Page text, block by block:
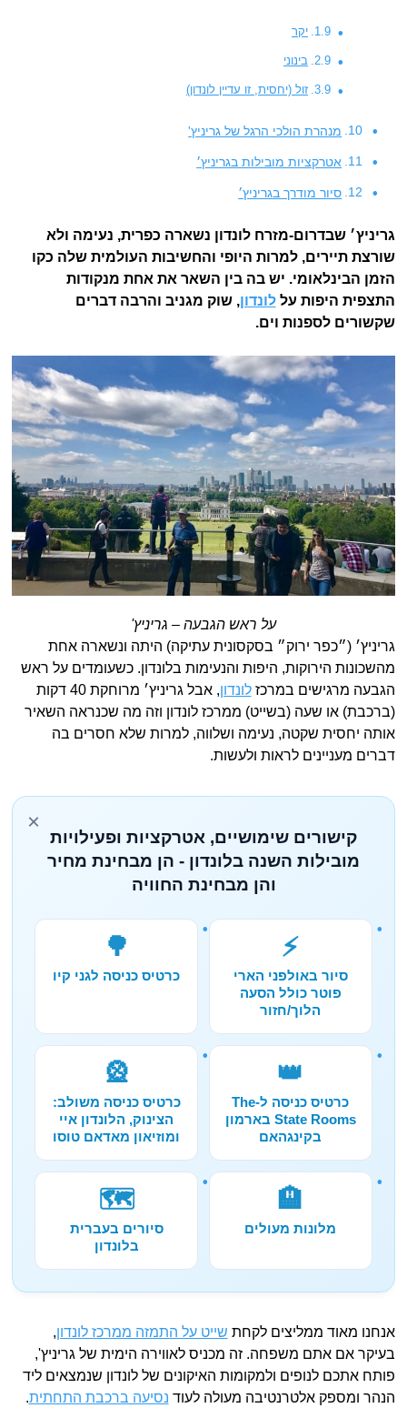
יקר
בינוני
זול (יחסית, זו עדיין לונדון)
מנהרת הולכי הרגל של גריניץ'
אטרקציות מובילות בגריניץ׳
סיור מודרך בגריניץ׳
גריניץ׳ שבדרום-מזרח לונדון נשארה כפרית, נעימה ולא
שורצת תיירים, למרות היופי והחשיבות העולמית שלה כקו
הזמן הבינלאומי. יש בה בין השאר את אחת מנקודות
התצפית היפות עללונדון, שוק מגניב והרבה דברים
שקשורים לספנות וים.
על ראש הגבעה – גריניץ'
גריניץ׳ (״כפר ירוק״ בסקסונית עתיקה) היתה ונשארה אחת
מהשכונות הירוקות, היפות והנעימות בלונדון. כשעומדים על ראש
הגבעה מרגישים במרכזלונדון
, אבל גריניץ׳ מרוחקת 40 דקות
(ברכבת) או שעה (בשייט) ממרכז לונדון וזה מה שכנראה השאיר
אותה יחסית שקטה, נעימה ושלווה, למרות שלא חסרים בה
דברים מעניינים לראות ולעשות.
×
קישורים שימושיים, אטרקציות ופעילויות
מובילות השנה בלונדון - הן מבחינת מחיר
והן מבחינת החוויה
⚡
סיור באולפני הארי
פוטר כולל הסעה
הלוך/חזור
🌳
כרטיס כניסה לגני קיו
👑
כרטיס כניסה ל-The
State Rooms בארמון
בקינגהאם
🎡
כרטיס כניסה משולב:
הצינוק, הלונדון איי
ומוזיאון מאדאם טוסו
🏨
מלונות מעולים
🗺️
סיורים בעברית
בלונדון
אנחנו מאוד ממליצים לקחת שייט על התמזה ממרכז לונדון,
בעיקר אם אתם משפחה. זה מכניס לאווירה הימית של גריניץ',
פותח אתכם לנופים ולמקומות האיקונים של לונדון שנמצאים ליד
הנהר ומספק אלטרנטיבה מעולה לעוד נסיעה ברכבת התחתית.